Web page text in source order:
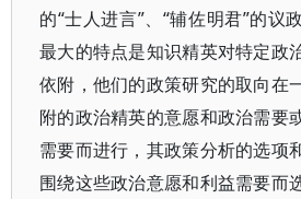
的“士人进言”、“辅佐明君”的议
最大的特点是知识精英对特定政
依附，他们的政策研究的取向在
附的政治精英的意愿和政治需要
需要而进行，其政策分析的选项
围绕这些政治意愿和利益需要而